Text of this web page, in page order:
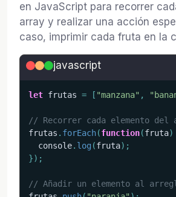
en JavaScript para recorrer
array y realizar una acción
caso, imprimir cada fruta en la
javascript
let frutas = [ "manzana" ,
// Recorrer cada elemento del
frutas . forEach(function(fruta)
  console
. log (fruta) ;
}) ;
// Añadir un elemento al